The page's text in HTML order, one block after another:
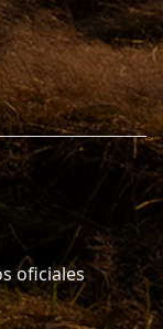
oficiales